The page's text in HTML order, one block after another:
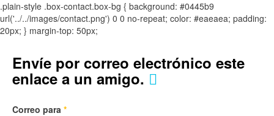
.plain-style .box-contact.box-bg { background: #0445b9
url('../../images/contact.png') 0 0 no-repeat; color: #eaeaea; padding:
20px; } margin-top: 50px;
Envíe por correo electrónico este
enlace a un amigo.
Correo para *